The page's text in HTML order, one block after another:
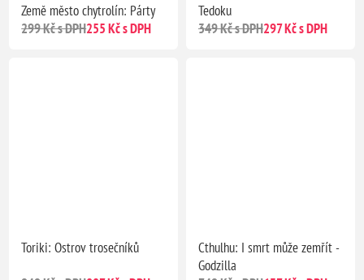
Země město chytrolín: Párty
299 Kč s DPH255 Kč s DPH
Tedoku
349 Kč s DPH297 Kč s DPH
Toriki: Ostrov trosečníků
Cthulhu: I smrt může zemřít -
Godzilla